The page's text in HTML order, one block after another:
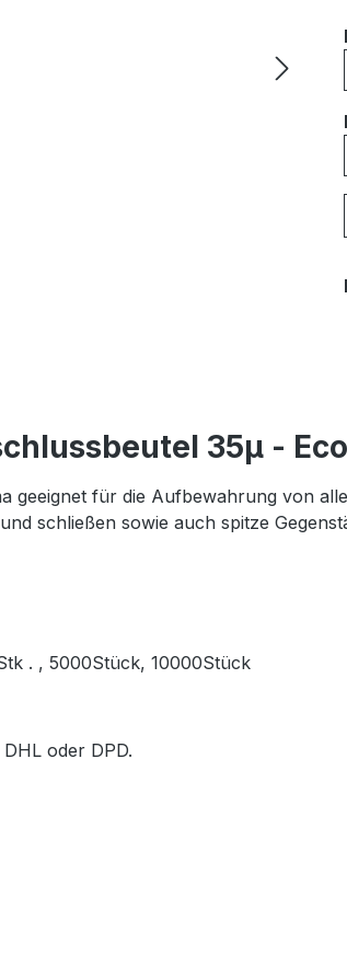
35μ -
für die Aufbewahrung von
schließen sowie auch spitze
. , 5000Stück, 10000Stück
oder DPD.